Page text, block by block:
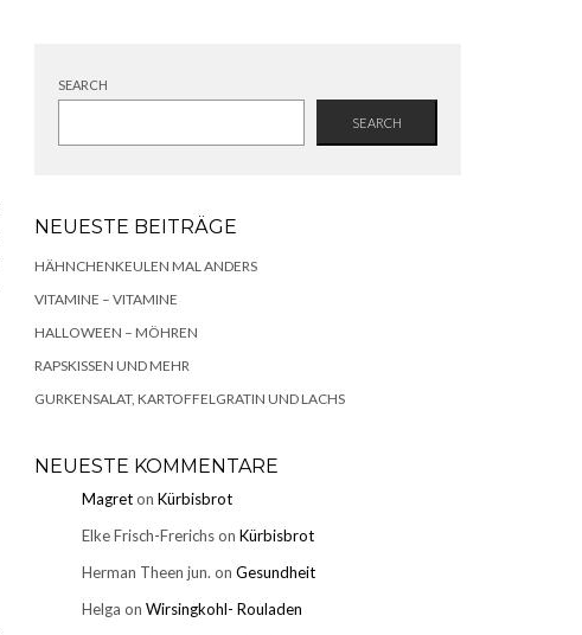
SEARCH
SEARCH
NEUESTE BEITRÄGE
HÄHNCHENKEULEN MAL ANDERS
VITAMINE – VITAMINE
HALLOWEEN – MÖHREN
RAPSKISSEN UND MEHR
GURKENSALAT, KARTOFFELGRATIN UND LACHS
NEUESTE KOMMENTARE
Magreton Kürbisbrot
Elke Frisch-Frerichson Kürbisbrot
Herman Theen jun. on Gesundheit
Helga on Wirsingkohl- Rouladen